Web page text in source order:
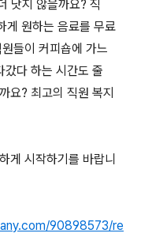
낫지 않을까요? 직
게 원하는 음료를 무료
들이 커피숍에 가느
갔다 하는 시간도 줄
요? 최고의 직원 복지
게 시작하기를 바랍니
90898573/re